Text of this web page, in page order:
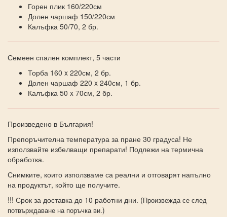
Горен плик 160/220см
Долен чаршаф 150/220см
Калъфка 50/70, 2 бр.
Семеен спален комплект, 5 части
Торба 160 x 220см, 2 бр.
Долен чаршаф 220 x 240см, 1 бр.
Калъфка 50 x 70см, 2 бр.
Произведено в България!
Препоръчителна температура за пране 30 градуса! Не
използвайте избелващи препарати! Подлежи на термична
обработка.
Снимките, които използваме са реални и отговарят напълно
на продуктът, който ще получите.
!!! Срок за доставка до 10 работни дни. (Произвежда се след
потвърждаване на поръчка ви.)